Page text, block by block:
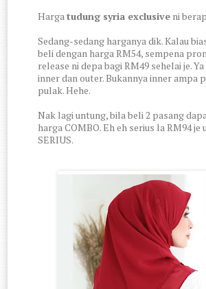
Hargatudung syria exclusive ni
Sedang-sedang harganya dik. Kalau
beli dengan harga RM54, sempena
release ni depa bagi RM49 sehelai je.
inner dan outer. Bukannya inner ampa
pulak. Hehe.
Nak lagi untung, bila beli 2 pasang
harga COMBO. Eh eh serius la RM94 je
SERIUS.